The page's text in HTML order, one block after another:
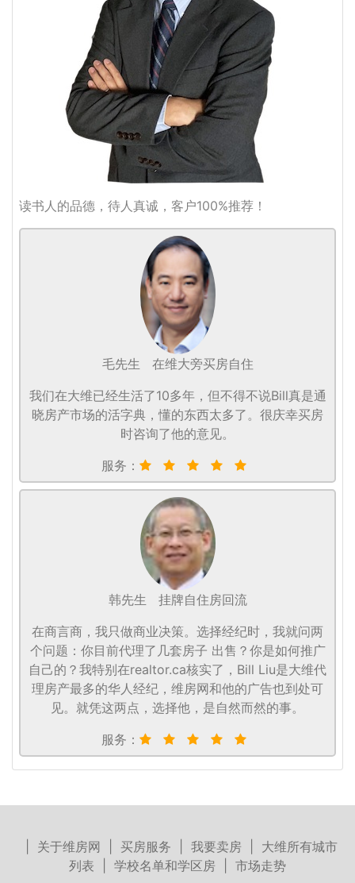
读书人的品德，待人真诚，客户100%推荐！
毛先生
在维大旁买房自住
我们在大维已经生活了10多年，但不得不说Bill真是通
晓房产市场的活字典，懂的东西太多了。很庆幸买房
时咨询了他的意见。
服务：
韩先生
挂牌自住房回流
在商言商，我只做商业决策。选择经纪时，我就问两
个问题：你目前代理了几套房子 出售？你是如何推广
自己的？我特别在realtor.ca核实了，Bill Liu是大维代
理房产最多的华人经纪，维房网和他的广告也到处可
见。就凭这两点，选择他，是自然而然的事。
服务：
关于维房网 买房服务 我要卖房
大维所有城市
列表
学校名单和学区房 市场走势